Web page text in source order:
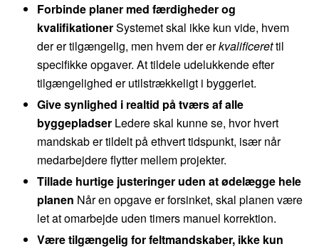
Forbinde planer med færdigheder og
kvalifikationerSystemet skal ikke kun vide, hvem
der er tilgængelig, men hvem der erkvalificerettil
specifikke opgaver. At tildele udelukkende efter
tilgængelighed er utilstrækkeligt i byggeriet.
Give synlighed i realtid på tværs af alle
byggepladser Ledere skal kunne se, hvor hvert
mandskab er tildelt på ethvert tidspunkt, især når
medarbejdere flytter mellem projekter.
Tillade hurtige justeringer uden at ødelægge hele
planen Når en opgave er forsinket, skal planen være
let at omarbejde uden timers manuel korrektion.
Være tilgængelig for feltmandskaber, ikke kun